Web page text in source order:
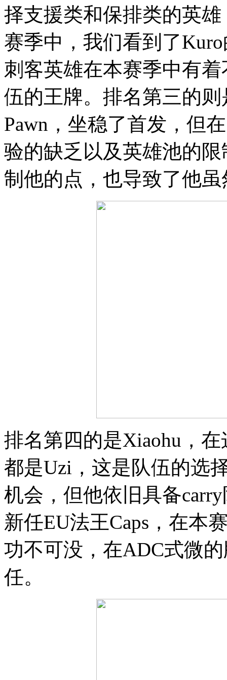
择支援类和保排类的英
赛季中，我们看到了
刺客英雄在本赛季中有
伍的王牌。排名第三的
Pawn，坐稳了首发，但
验的缺乏以及英雄池的
制他的点，也导致了他
排名第四的是Xiaohu，
都是Uzi，这是队伍的选
机会，但他依旧具备
新任EU法王Caps，在本
功不可没，在ADC式微
任。